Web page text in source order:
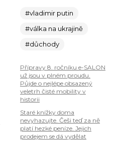
#vladimir putin
#válka na ukrajině
#důchody
Přípravy 8. ročníku e-SALON
už jsou v plném proudu.
Půjde o nejlépe obsazený
veletrh čisté mobility v
historii
Staré knížky doma
nevyhazujte. Češi teď za ně
platí hezké peníze. Jejich
prodejem se dá vydělat